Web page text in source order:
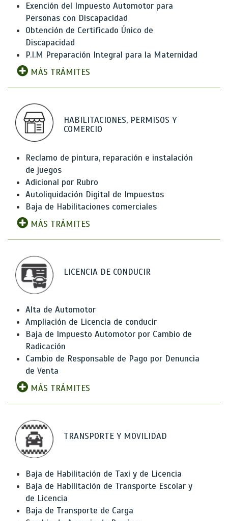
Exención del Impuesto Automotor para
Personas con Discapacidad
Obtención de Certificado Único de
Discapacidad
P.I.M Preparación Integral para la Maternidad
MÁS TRÁMITES
HABILITACIONES, PERMISOS Y
COMERCIO
Reclamo de pintura, reparación e instalación
de juegos
Adicional por Rubro
Autoliquidación Digital de Impuestos
Baja de Habilitaciones comerciales
MÁS TRÁMITES
LICENCIA DE CONDUCIR
Alta de Automotor
Ampliación de Licencia de conducir
Baja de Impuesto Automotor por Cambio de
Radicación
Cambio de Responsable de Pago por Denuncia
de Venta
MÁS TRÁMITES
TRANSPORTE Y MOVILIDAD
Baja de Habilitación de Taxi y de Licencia
Baja de Habilitación de Transporte Escolar y
de Licencia
Baja de Transporte de Carga